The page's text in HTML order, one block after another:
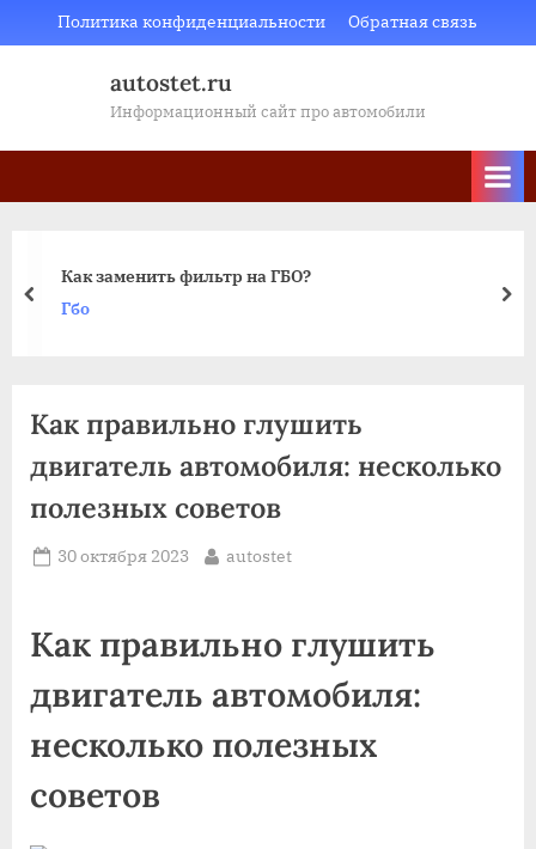
to
Политика конфиденциальности Обратная связь
autostet.ru
Информационный сайт про автомобили
Как заменить фильтр на ГБО?
Гбо
пред
Как правильно глушить
двигатель автомобиля: несколько
полезных советов
Posted
30 октября 2023 By
autostet
Как правильно глушить
двигатель автомобиля:
несколько полезных
советов